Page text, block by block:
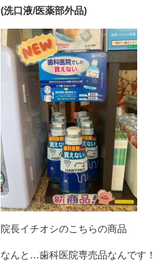
(洗口液/医薬部外品)
院長イチオシのこちらの商品
なんと…歯科医院専売品なんです